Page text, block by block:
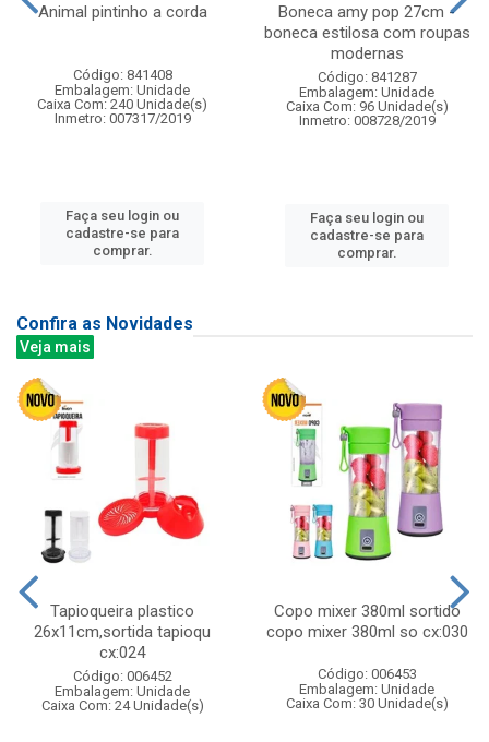
Animal pintinho a corda
Código: 841408
Embalagem: Unidade
Caixa Com: 240 Unidade(s)
Inmetro: 007317/2019
Faça seu login ou
cadastre-se para
comprar.
Boneca amy pop 27cm -
boneca estilosa com roupas
modernas
Código: 841287
Embalagem: Unidade
Caixa Com: 96 Unidade(s)
Inmetro: 008728/2019
Faça seu login ou
cadastre-se para
comprar.
Confira as Novidades
Veja mais
Tapioqueira plastico
26x11cm,sortida tapioqu
cx:024
Código: 006452
Embalagem: Unidade
Caixa Com: 24 Unidade(s)
Copo mixer 380ml sortido
copo mixer 380ml so cx:030
Código: 006453
Embalagem: Unidade
Caixa Com: 30 Unidade(s)